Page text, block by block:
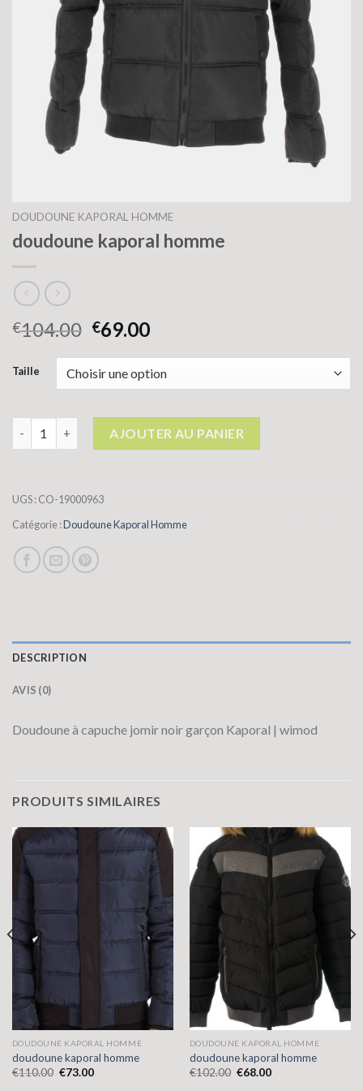
DOUDOUNE KAPORAL HOMME
doudoune kaporal homme
€104.00 €69.00
Taille
AJOUTER AU PANIER
UGS :CO-19000963
Catégorie :Doudoune Kaporal Homme
DESCRIPTION
AVIS (0)
Doudoune à capuche jomir noir garçon Kaporal | wimod
PRODUITS SIMILAIRES
DOUDOUNE KAPORAL HOMME
doudoune kaporal homme
€110.00 €73.00
DOUDOUNE KAPORAL HOMME
doudoune kaporal homme
€102.00 €68.00